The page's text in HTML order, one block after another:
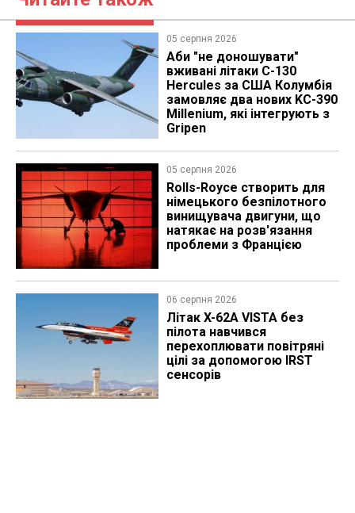
05 серпня 2026
Аби "не доношувати"
вживані літаки C-130
Hercules за США Колумбія
замовляє два нових KC-390
Millenium, які інтегрують з
Gripen
05 серпня 2026
Rolls-Royce створить для
німецького безпілотного
винищувача двигуни, що
натякає на розв'язання
проблеми з Францією
06 серпня 2026
Літак X-62A VISTA без
пілота навчився
перехоплювати повітряні
цілі за допомогою IRST
сенсорів